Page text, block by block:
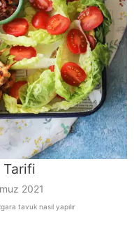
Tarifi
2021
tavuk nasıl yapılır